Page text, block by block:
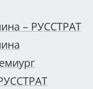
– РУССТРАТ